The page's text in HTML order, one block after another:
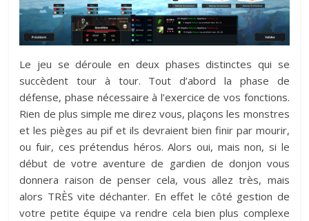
Le jeu se déroule en deux phases distinctes qui se
succèdent tour à tour. Tout d’abord la phase de
défense, phase nécessaire à l’exercice de vos fonctions.
Rien de plus simple me direz vous, plaçons les monstres
et les pièges au pif et ils devraient bien finir par mourir,
ou fuir, ces prétendus héros. Alors oui, mais non, si le
début de votre aventure de gardien de donjon vous
donnera raison de penser cela, vous allez très, mais
alors TRÈS vite déchanter. En effet le côté gestion de
votre petite équipe va rendre cela bien plus complexe